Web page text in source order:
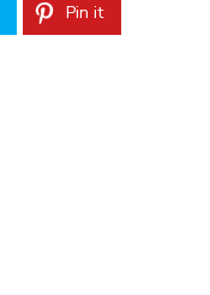
Pin it